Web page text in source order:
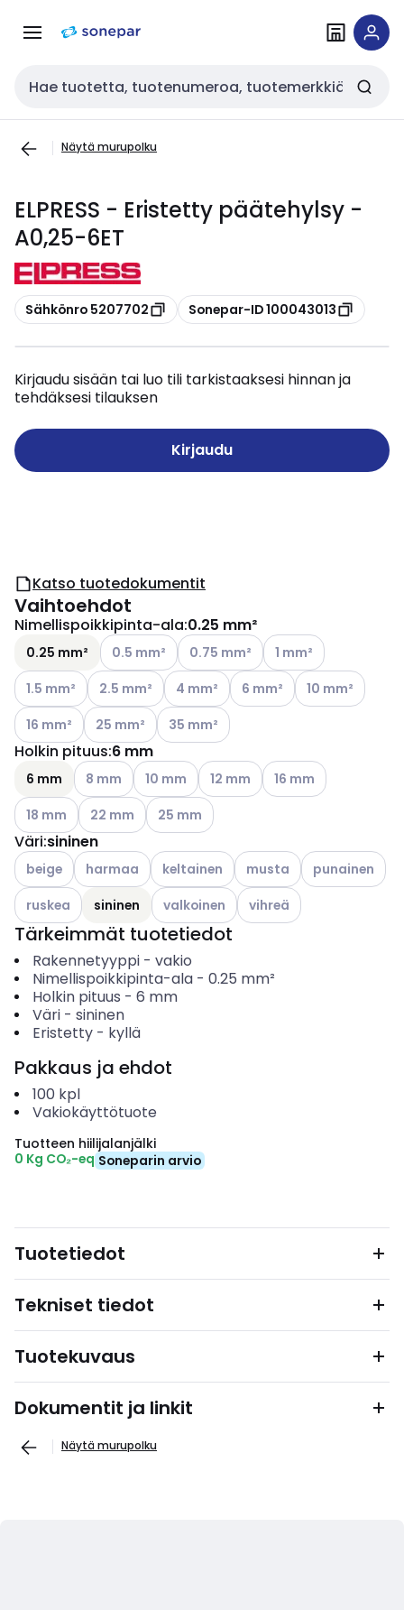
navigointiinsisältöön
Haku
Näytä murupolku
ELPRESS - Eristetty päätehylsy -
A0,25-6ET
Kopioi
Sähkönro 5207702 Kopioi
Sonepar-ID 100043013
Kirjaudu sisään tai luo tili tarkistaaksesi hinnan ja
tehdäksesi tilauksen
Kirjaudu
Katso tuotedokumentit
Vaihtoehdot
Nimellispoikkipinta-ala:0.25 mm²
0.25 mm² Katso käytettävissä olevat vaihtoehdot
0.5 mm² Katso käytettävissä olevat
0.75 mm² Katso käytettävissä
1 mm²
Katso käytettävissä olevat vaihtoehdot
1.5 mm² Katso käytettävissä olevat vaihtoehdot
2.5 mm² Katso käytettävissä olevat
4 mm² Katso käytettävissä olevat
6 mm² Katso
10 mm²
Katso käytettävissä olevat vaihtoehdot
16 mm² Katso käytettävissä olevat vaihtoehdot
25 mm² Katso käytettävissä olevat vaihtoehdot
35 mm²
Holkin pituus:6 mm
6 mm Katso käytettävissä olevat vaihtoehdot
8 mm Katso käytettävissä olevat vaihtoehdot
10 mm Katso käytettävissä olevat
12 mm Katso käytettävissä
16 mm
Katso käytettävissä olevat vaihtoehdot
18 mm Katso käytettävissä olevat vaihtoehdot
22 mm Katso käytettävissä olevat vaihtoehdot
25 mm
Väri:sininen
Katso käytettävissä olevat vaihtoehdot
beige Katso käytettävissä olevat vaihtoehdot
harmaa Katso käytettävissä olevat vaihtoehdot
keltainen Katso käytettävissä
musta Katso
punainen
Katso käytettävissä olevat vaihtoehdot
ruskea sininen Katso käytettävissä olevat vaihtoehdot
valkoinen Katso käytettävissä
vihreä
Tärkeimmät tuotetiedot
Rakennetyyppi- vakio
Nimellispoikkipinta-ala- 0.25 mm²
Holkin pituus - 6 mm
Väri- sininen
Eristetty- kyllä
Pakkaus ja ehdot
100 kpl
Vakiokäyttötuote
Tuotteen hiilijalanjälki
0 Kg CO₂-eq Soneparin arvio
Tuotetiedot
Tekniset tiedot
Tuotekuvaus
Dokumentit ja linkit
Näytä murupolku